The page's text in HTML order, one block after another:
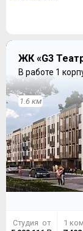
ЖК «G3
В работе 1
1.6 км
Студия от
1